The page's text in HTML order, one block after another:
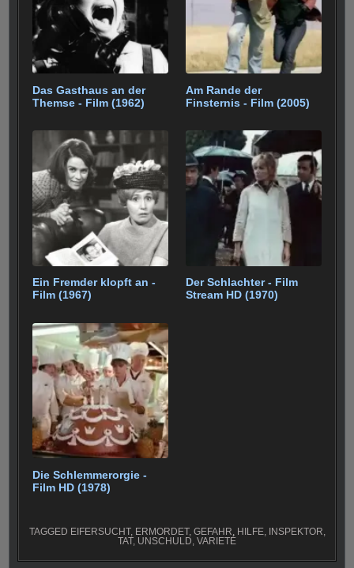
Das Gasthaus an der
Themse - Film (1962)
Am Rande der
Finsternis - Film (2005)
Ein Fremder klopft an -
Film (1967)
Der Schlachter - Film
Stream HD (1970)
Die Schlemmerorgie -
Film HD (1978)
TAGGED EIFERSUCHT, ERMORDET, GEFAHR, HILFE, INSPEKTOR,
TAT, UNSCHULD, VARIETÉ